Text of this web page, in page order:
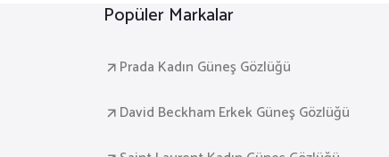
Popüler Markalar
Prada Kadın Güneş Gözlüğü
David Beckham Erkek Güneş Gözlüğü